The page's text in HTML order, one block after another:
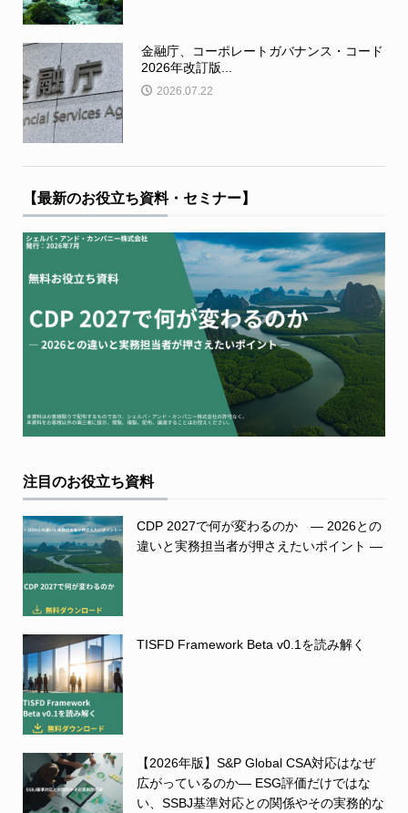
金融庁、コーポレートガバナンス・コード
2026年改訂版...
2026.07.22
【最新のお役立ち資料・セミナー】
注目のお役立ち資料
CDP 2027で何が変わるのか ― 2026との
違いと実務担当者が押さえたいポイント ―
TISFD Framework Beta v0.1を読み解く
【2026年版】S&P Global CSA対応はなぜ
広がっているのか― ESG評価だけではな
い、SSBJ基準対応との関係やその実務的な